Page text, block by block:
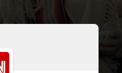
seller
David Grann,